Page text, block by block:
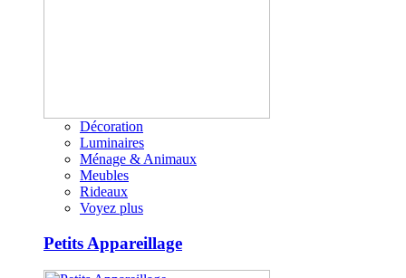
Décoration
Luminaires
Ménage & Animaux
Meubles
Rideaux
Voyez plus
Petits Appareillage